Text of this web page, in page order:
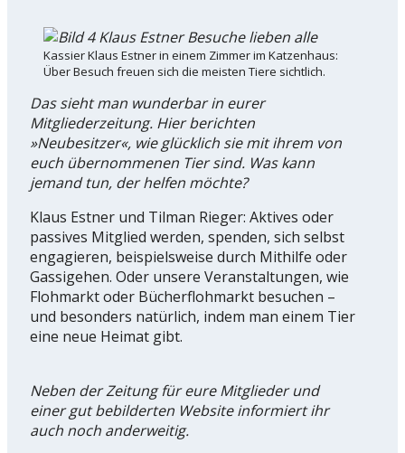
Kassier Klaus Estner in einem Zimmer im Katzenhaus:
Über Besuch freuen sich die meisten Tiere sichtlich.
Das sieht man wunderbar in eurer
Mitgliederzeitung. Hier berichten
»Neubesitzer«, wie glücklich sie mit ihrem von
euch übernommenen Tier sind. Was kann
jemand tun, der helfen möchte?
Klaus Estner und Tilman Rieger: Aktives oder
passives Mitglied werden, spenden, sich selbst
engagieren, beispielsweise durch Mithilfe oder
Gassigehen. Oder unsere Veranstaltungen, wie
Flohmarkt oder Bücherflohmarkt besuchen –
und besonders natürlich, indem man einem Tier
eine neue Heimat gibt.
Neben der Zeitung für eure Mitglieder und
einer gut bebilderten Website informiert ihr
auch noch anderweitig.